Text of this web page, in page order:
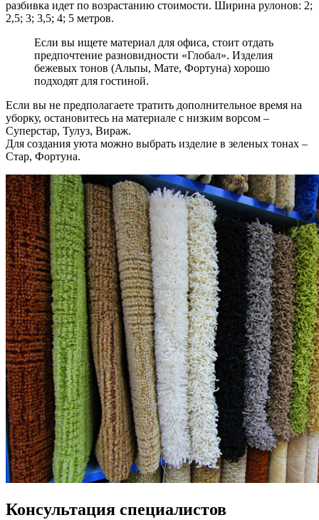
разбивка идет по возрастанию стоимости. Ширина рулонов: 2;
2,5; 3; 3,5; 4; 5 метров.
Если вы ищете материал для офиса, стоит отдать
предпочтение разновидности «Глобал». Изделия
бежевых тонов (Альпы, Мате, Фортуна) хорошо
подходят для гостиной.
Если вы не предполагаете тратить дополнительное время на
уборку, остановитесь на материале с низким ворсом –
Суперстар, Тулуз, Вираж.
Для создания уюта можно выбрать изделие в зеленых тонах –
Стар, Фортуна.
Консультация специалистов